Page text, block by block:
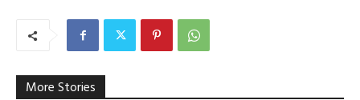
More Stories